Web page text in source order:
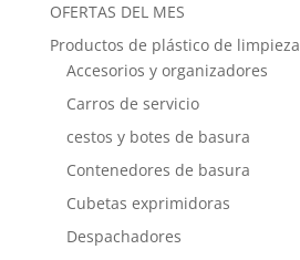
OFERTAS DEL MES
Productos de plástico de limpieza
Accesorios y organizadores
Carros de servicio
cestos y botes de basura
Contenedores de basura
Cubetas exprimidoras
Despachadores